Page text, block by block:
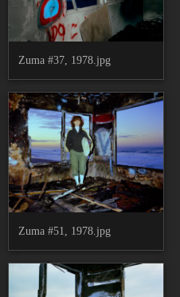
Zuma #37, 1978.jpg
Zuma #51, 1978.jpg